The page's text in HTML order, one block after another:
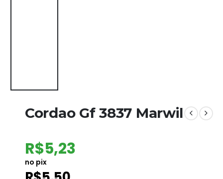
Cordao Gf 3837 Marwil
R$5,23
no pix